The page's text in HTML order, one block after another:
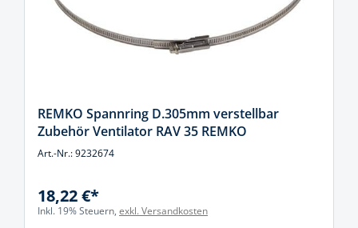
REMKO Spannring D.305mm verstellbar
Zubehör Ventilator RAV 35 REMKO
Art.-Nr.: 9232674
18,22 €*
Inkl. 19% Steuern, exkl. Versandkosten